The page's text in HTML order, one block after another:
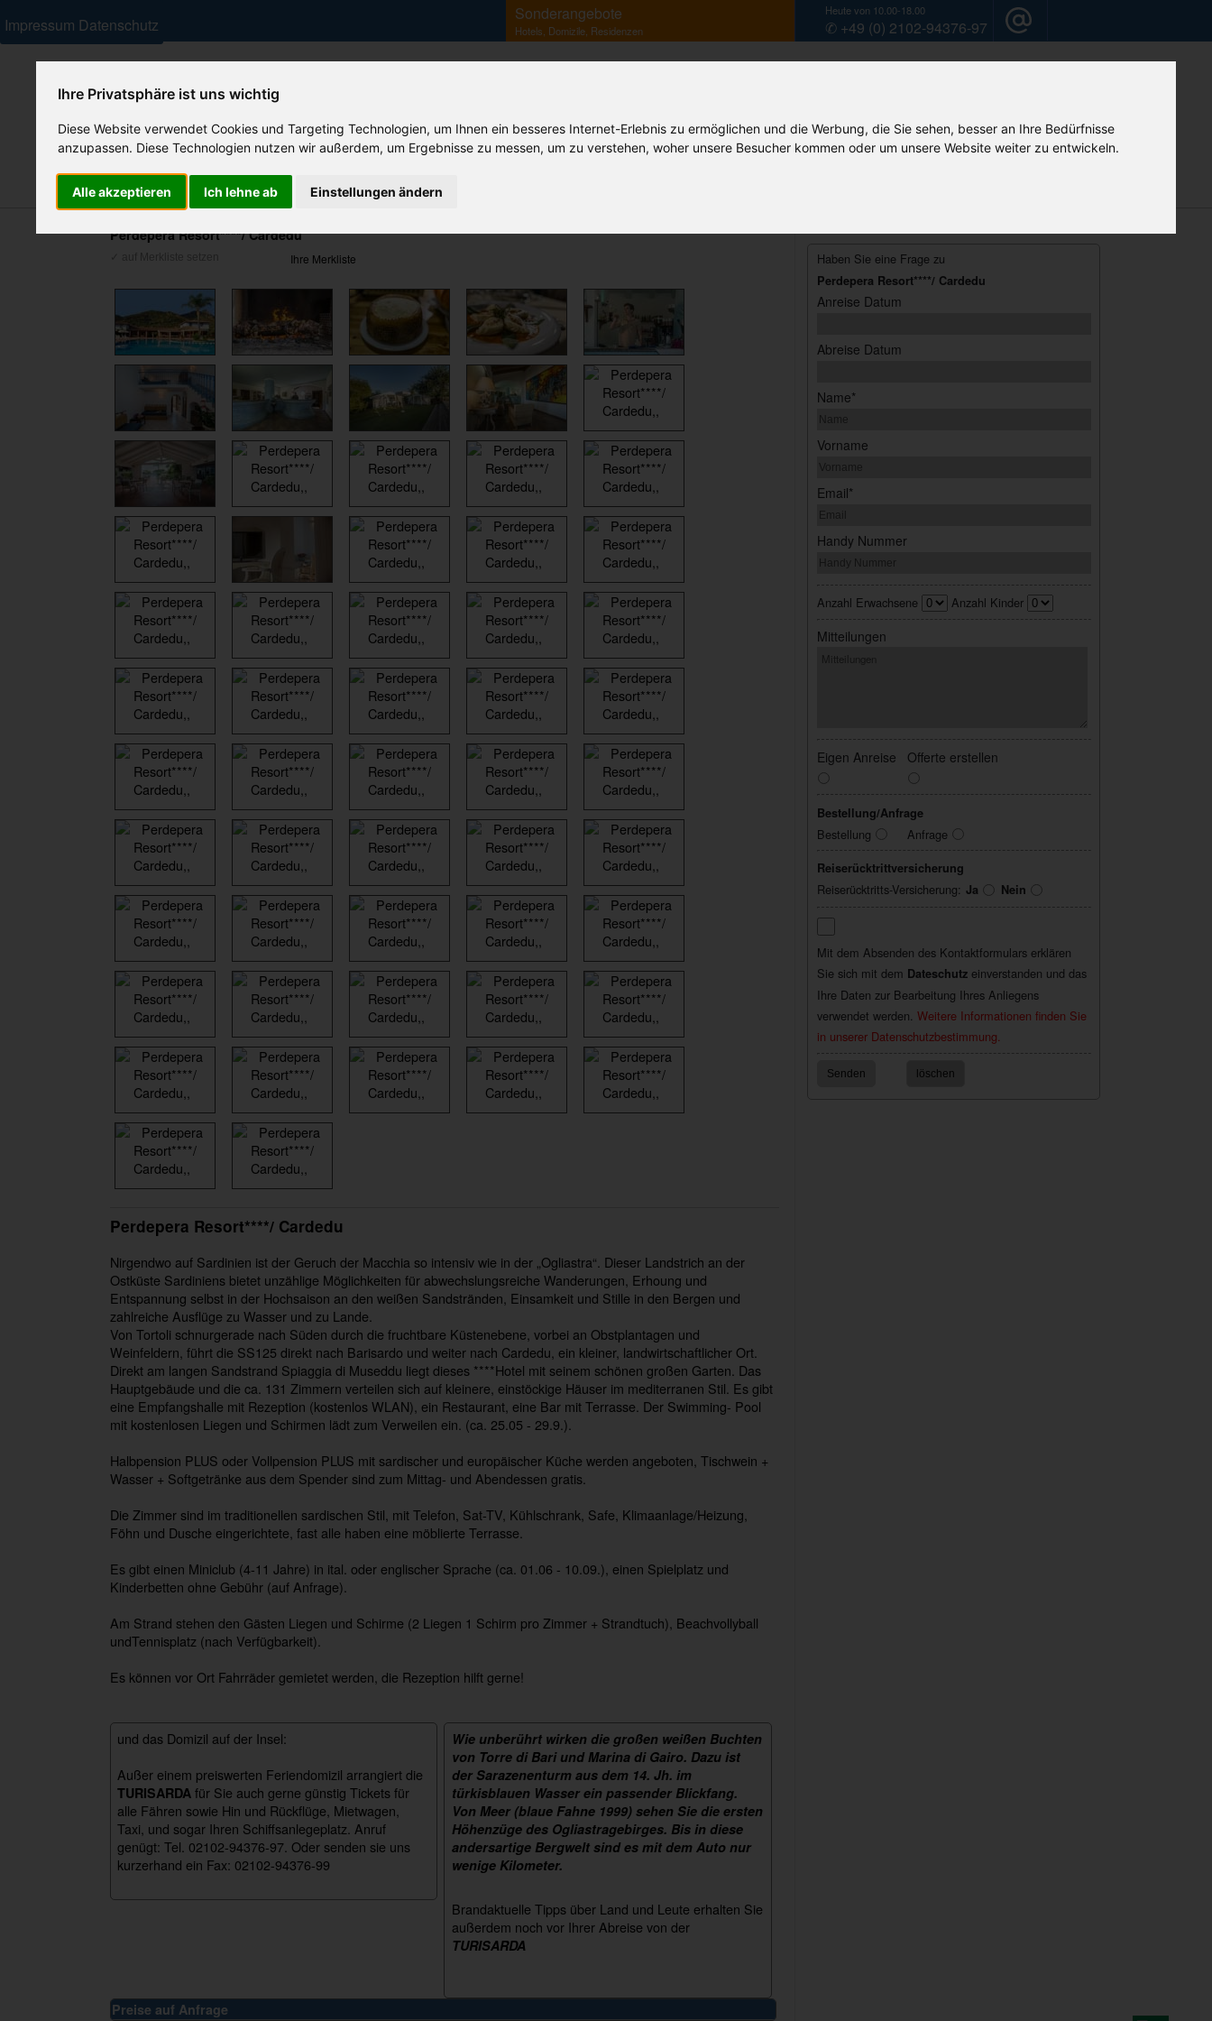
Ihre Privatsphäre ist uns wichtig
Diese Website verwendet Cookies und Targeting Technologien, um Ihnen ein besseres Internet-Erlebnis zu ermöglichen und die Werbung, die Sie sehen, besser an Ihre Bedürfnisse
anzupassen. Diese Technologien nutzen wir außerdem, um Ergebnisse zu messen, um zu verstehen, woher unsere Besucher kommen oder um unsere Website weiter zu entwickeln.
Alle akzeptieren Ich lehne ab Einstellungen ändern
Sonderangebote
Hotels, Domizile, Residenzen
Heute von 10.00-18.00
✆ +49 (0) 2102-94376-97
Ihr Sardinien Spezialist
Ferienhäuser Residenzen/ Feriendörfer Hotels B&B
Perdepera Resort****/ Cardedu
Ihre Merkliste
Perdepera Resort****/ Cardedu
Nirgendwo auf Sardinien ist der Geruch der Macchia so intensiv wie in der „Ogliastra“. Dieser Landstrich an der
Ostküste Sardiniens bietet unzählige Möglichkeiten für abwechslungsreiche Wanderungen, Erhoung und
Entspannung selbst in der Hochsaison an den weißen Sandstränden, Einsamkeit und Stille in den Bergen und
zahlreiche Ausflüge zu Wasser und zu Lande.
Von Tortoli schnurgerade nach Süden durch die fruchtbare Küstenebene, vorbei an Obstplantagen und
Weinfeldern, führt die SS125 direkt nach Barisardo und weiter nach Cardedu, ein kleiner, landwirtschaftlicher Ort.
Direkt am langen Sandstrand Spiaggia di Museddu liegt dieses ****Hotel mit seinem schönen großen Garten. Das
Hauptgebäude und die ca. 131 Zimmern verteilen sich auf kleinere, einstöckige Häuser im mediterranen Stil. Es gibt
eine Empfangshalle mit Rezeption (kostenlos WLAN), ein Restaurant, eine Bar mit Terrasse. Der Swimming- Pool
mit kostenlosen Liegen und Schirmen lädt zum Verweilen ein. (ca. 25.05 - 29.9.).
Halbpension PLUS oder Vollpension PLUS mit sardischer und europäischer Küche werden angeboten, Tischwein +
Wasser + Softgetränke aus dem Spender sind zum Mittag- und Abendessen gratis.
Die Zimmer sind im traditionellen sardischen Stil, mit Telefon, Sat-TV, Kühlschrank, Safe, Klimaanlage/Heizung,
Föhn und Dusche eingerichtete, fast alle haben eine möblierte Terrasse.
Es gibt einen Miniclub (4-11 Jahre) in ital. oder englischer Sprache (ca. 01.06 - 10.09.), einen Spielplatz und
Kinderbetten ohne Gebühr (auf Anfrage).
Am Strand stehen den Gästen Liegen und Schirme (2 Liegen 1 Schirm pro Zimmer + Strandtuch), Beachvollyball
undTennisplatz (nach Verfügbarkeit).
Es können vor Ort Fahrräder gemietet werden, die Rezeption hilft gerne!
und das Domizil auf der Insel:
Außer einem preiswerten Feriendomizil arrangiert die
TURISARDA für Sie auch gerne günstig Tickets für
alle Fähren sowie Hin und Rückflüge, Mietwagen,
Taxi, und sogar Ihren Schiffsanlegeplatz. Anruf
genügt: Tel. 02102-94376-97. Oder senden sie uns
kurzerhand ein Fax: 02102-94376-99
Wie unberührt wirken die großen weißen Buchten
von Torre di Bari und Marina di Gairo. Dazu ist
der Sarazenenturm aus dem 14. Jh. im
türkisblauen Wasser ein passender Blickfang.
Von Meer (blaue Fahne 1999) sehen Sie die ersten
Höhenzüge des Ogliastragebirges. Bis in diese
andersartige Bergwelt sind es mit dem Auto nur
wenige Kilometer.
Brandaktuelle Tipps über Land und Leute erhalten Sie
außerdem noch vor Ihrer Abreise von der
TURISARDA
Preise auf Anfrage
Haben Sie eine Frage zu
Perdepera Resort****/ Cardedu
Anreise Datum
Abreise Datum
Name*
Vorname
Email*
Handy Nummer
Anzahl Erwachsene Anzahl Kinder
Mitteilungen
Eigen Anreise Offerte erstellen
Bestellung/Anfrage
Bestellung Anfrage
Reiserücktrittversicherung
Reiserücktritts-Versicherung: Ja Nein
Mit dem Absenden des Kontaktformulars erklären
Sie sich mit dem Dateschutzeinverstanden und das
Ihre Daten zur Bearbeitung Ihres Anliegens
verwendet werden. Weitere Informationen finden Sie
in unserer Datenschutzbestimmung.
Impressum Datenschutz